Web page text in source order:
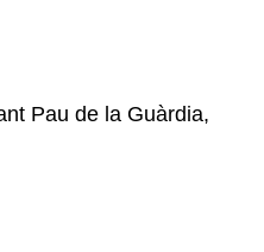
Pau de la Guàrdia,